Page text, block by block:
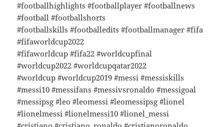
#footballhighlights #footballplayer #footballnews
#football #footballshorts
#footballskills #footballedits #footballmanager #fifa
#fifaworldcup2022
#fifaworldcup #fifa22 #worldcupfinal
#worldcup2022 #worldcupqatar2022
#worldcup #worldcup2019 #messi #messiskills
#messi10 #messifans #messivsronaldo #messigoal
#messipsg #leo #leomessi #leomessipsg #lionel
#lionelmessi #lionelmessi10 #lionel_messi